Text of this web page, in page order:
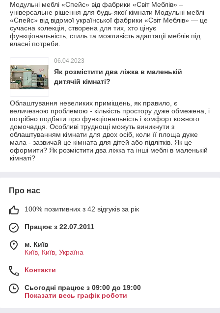
Модульні меблі «Спейс» від фабрики «Світ Меблів» –
універсальне рішення для будь-якої кімнати Модульні меблі
«Спейс» від відомої української фабрики «Світ Меблів» — це
сучасна колекція, створена для тих, хто цінує
функціональність, стиль та можливість адаптації меблів під
власні потреби.
06.04.2023
Як розмістити два ліжка в маленькій
дитячій кімнаті?
Облаштування невеликих приміщень, як правило, є
величезною проблемою - кількість простору дуже обмежена, і
потрібно подбати про функціональність і комфорт кожного
домочадця. Особливі труднощі можуть виникнути з
облаштуванням кімнати для двох осіб, коли її площа дуже
мала - зазвичай це кімната для дітей або підлітків. Як це
оформити? Як розмістити два ліжка та інші меблі в маленькій
кімнаті?
Про нас
100% позитивних з 42 відгуків за рік
Працює з 22.07.2011
м. Київ
Київ, Київ, Україна
Контакти
Сьогодні працює з 09:00 до 19:00
Показати весь графік роботи